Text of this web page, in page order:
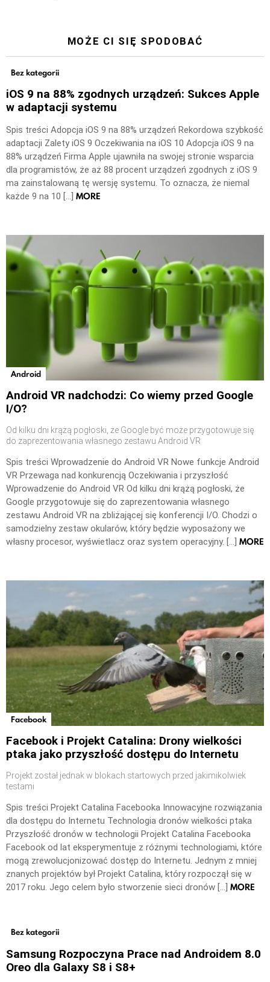
MOŻE CI SIĘ SPODOBAĆ
Bez kategorii
iOS 9 na 88% zgodnych urządzeń: Sukces Apple
w adaptacji systemu
Spis treści Adopcja iOS 9 na 88% urządzeń Rekordowa szybkość
adaptacji Zalety iOS 9 Oczekiwania na iOS 10 Adopcja iOS 9 na
88% urządzeń Firma Apple ujawniła na swojej stronie wsparcia
dla programistów, że aż 88 procent urządzeń zgodnych z iOS 9
ma zainstalowaną tę wersję systemu. To oznacza, że niemal
każde 9 na 10 […] MORE
Android
Android VR nadchodzi: Co wiemy przed Google
I/O?
Od kilku dni krążą pogłoski, że Google być może przygotowuje się
do zaprezentowania własnego zestawu Android VR
Spis treści Wprowadzenie do Android VR Nowe funkcje Android
VR Przewaga nad konkurencją Oczekiwania i przyszłość
Wprowadzenie do Android VR Od kilku dni krążą pogłoski, że
Google przygotowuje się do zaprezentowania własnego
zestawu Android VR na zbliżającej się konferencji I/O. Chodzi o
samodzielny zestaw okularów, który będzie wyposażony we
własny procesor, wyświetlacz oraz system operacyjny. […] MORE
Facebook
Facebook i Projekt Catalina: Drony wielkości
ptaka jako przyszłość dostępu do Internetu
Projekt został jednak w blokach startowych przed jakimikolwiek
testami
Spis treści Projekt Catalina Facebooka Innowacyjne rozwiązania
dla dostępu do Internetu Technologia dronów wielkości ptaka
Przyszłość dronów w technologii Projekt Catalina Facebooka
Facebook od lat eksperymentuje z różnymi technologiami, które
mogą zrewolucjonizować dostęp do Internetu. Jednym z mniej
znanych projektów był Projekt Catalina, który rozpoczął się w
2017 roku. Jego celem było stworzenie sieci dronów […] MORE
Bez kategorii
Samsung Rozpoczyna Prace nad Androidem 8.0
Oreo dla Galaxy S8 i S8+